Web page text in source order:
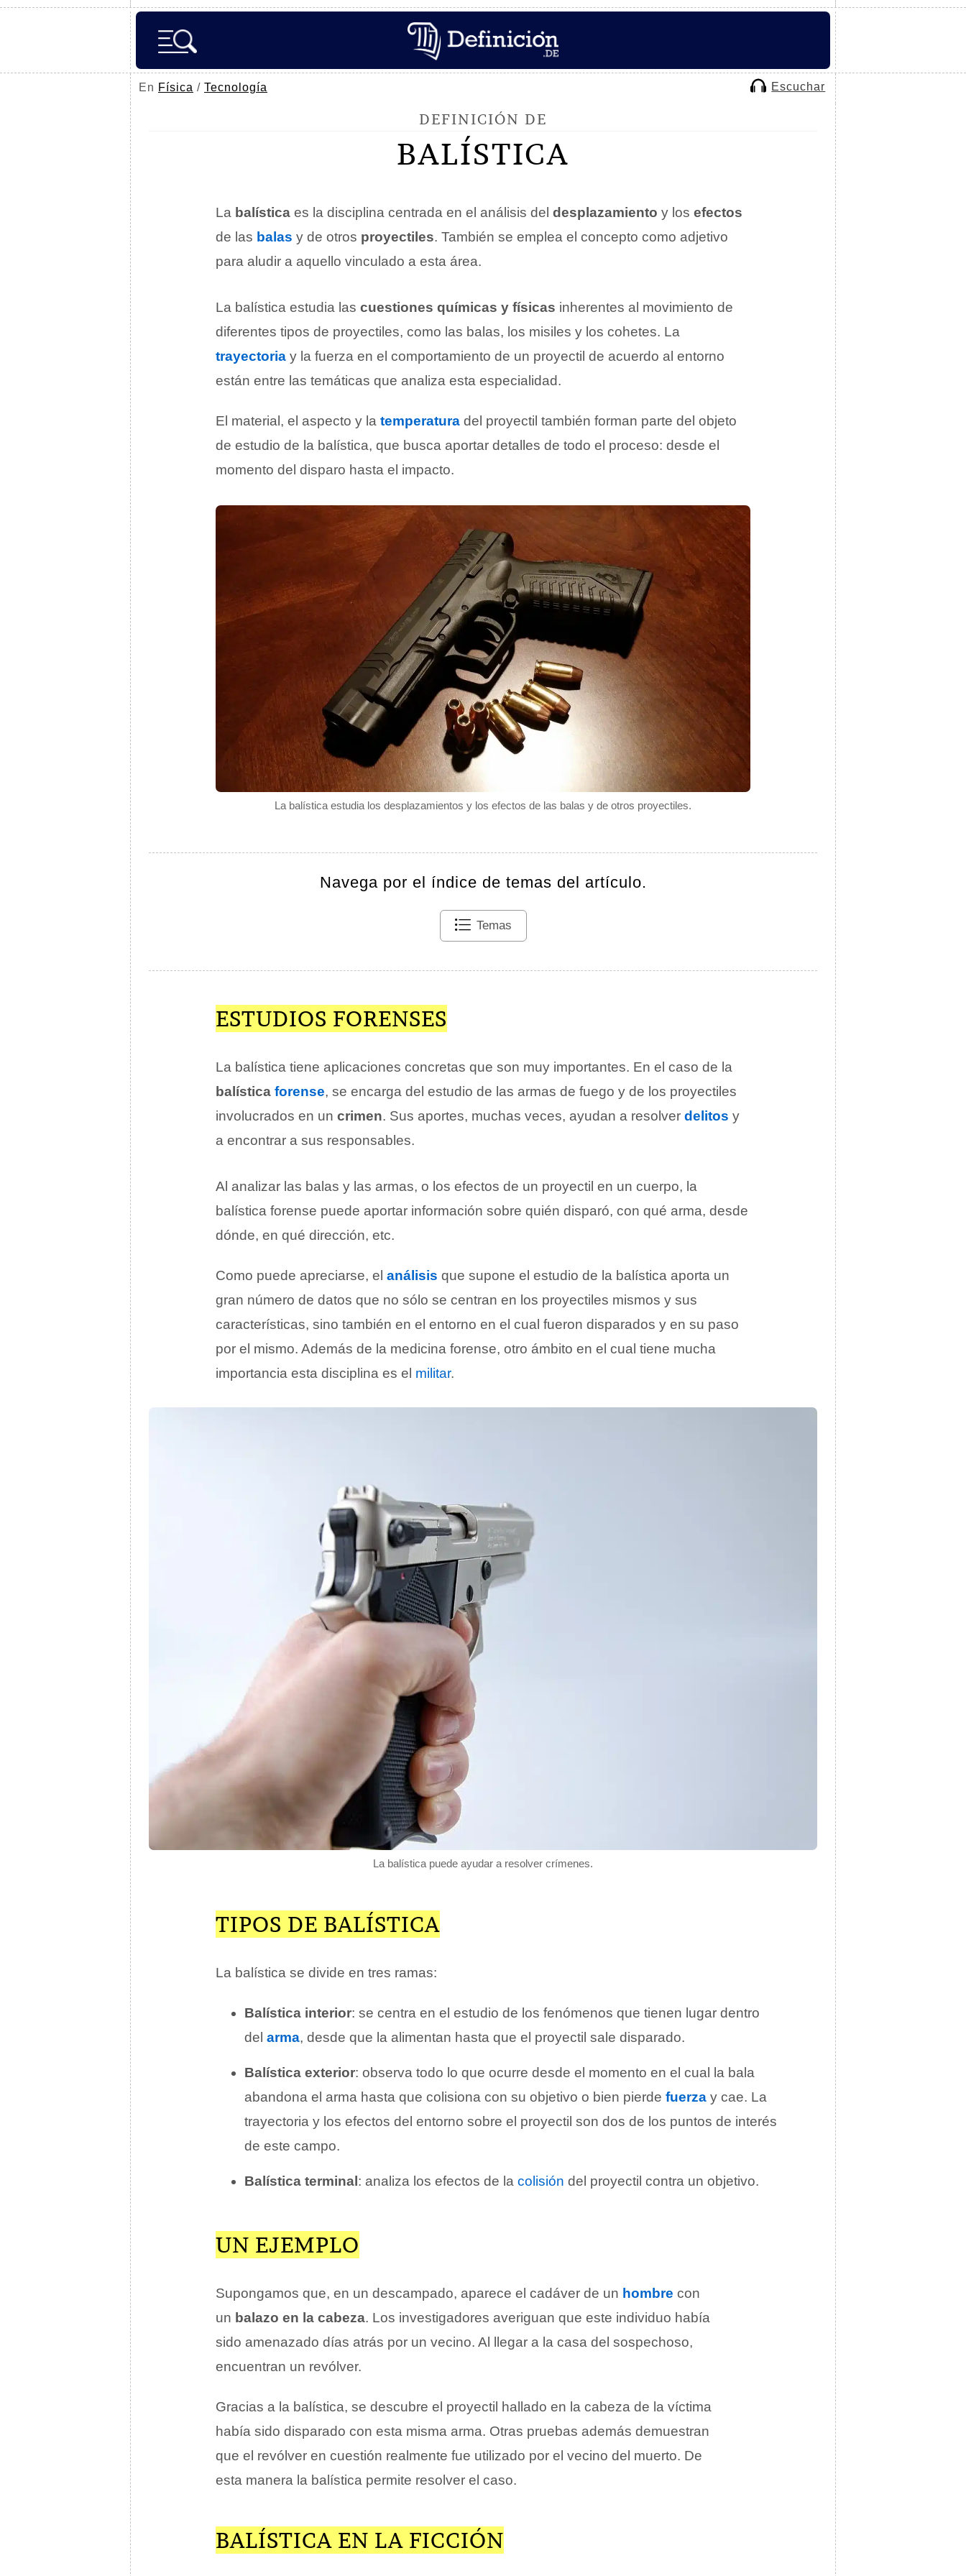
En Física / Tecnología Escuchar
DEFINICIÓN DE
BALÍSTICA
La balística estudia los desplazamientos y los efectos de las balas y de otros proyectiles.
La balística es la disciplina centrada en el análisis del desplazamiento y los efectos
de las balas y de otros proyectiles. También se emplea el concepto como adjetivo
para aludir a aquello vinculado a esta área.
La balística estudia las cuestiones químicas y físicas inherentes al movimiento de
diferentes tipos de proyectiles, como las balas, los misiles y los cohetes. La
trayectoria y la fuerza en el comportamiento de un proyectil de acuerdo al entorno
están entre las temáticas que analiza esta especialidad.
El material, el aspecto y la temperatura del proyectil también forman parte del objeto
de estudio de la balística, que busca aportar detalles de todo el proceso: desde el
momento del disparo hasta el impacto.
Navega por el índice de temas del artículo.
Temas
ESTUDIOS FORENSES
La balística tiene aplicaciones concretas que son muy importantes. En el caso de la
balística forense, se encarga del estudio de las armas de fuego y de los proyectiles
involucrados en un crimen. Sus aportes, muchas veces, ayudan a resolver delitos y
a encontrar a sus responsables.
Al analizar las balas y las armas, o los efectos de un proyectil en un cuerpo, la
balística forense puede aportar información sobre quién disparó, con qué arma, desde
dónde, en qué dirección, etc.
Como puede apreciarse, el análisis que supone el estudio de la balística aporta un
gran número de datos que no sólo se centran en los proyectiles mismos y sus
características, sino también en el entorno en el cual fueron disparados y en su paso
por el mismo. Además de la medicina forense, otro ámbito en el cual tiene mucha
importancia esta disciplina es el militar.
La balística puede ayudar a resolver crímenes.
TIPOS DE BALÍSTICA
La balística se divide en tres ramas:
Balística interior: se centra en el estudio de los fenómenos que tienen lugar dentro
del arma, desde que la alimentan hasta que el proyectil sale disparado.
Balística exterior: observa todo lo que ocurre desde el momento en el cual la bala
abandona el arma hasta que colisiona con su objetivo o bien pierde fuerza y cae. La
trayectoria y los efectos del entorno sobre el proyectil son dos de los puntos de interés
de este campo.
Balística terminal : analiza los efectos de la colisión del proyectil contra un objetivo.
UN EJEMPLO
Supongamos que, en un descampado, aparece el cadáver de un hombre con
un balazo en la cabeza. Los investigadores averiguan que este individuo había
sido amenazado días atrás por un vecino. Al llegar a la casa del sospechoso,
encuentran un revólver.
Gracias a la balística, se descubre el proyectil hallado en la cabeza de la víctima
había sido disparado con esta misma arma. Otras pruebas además demuestran
que el revólver en cuestión realmente fue utilizado por el vecino del muerto. De
esta manera la balística permite resolver el caso.
BALÍSTICA EN LA FICCIÓN